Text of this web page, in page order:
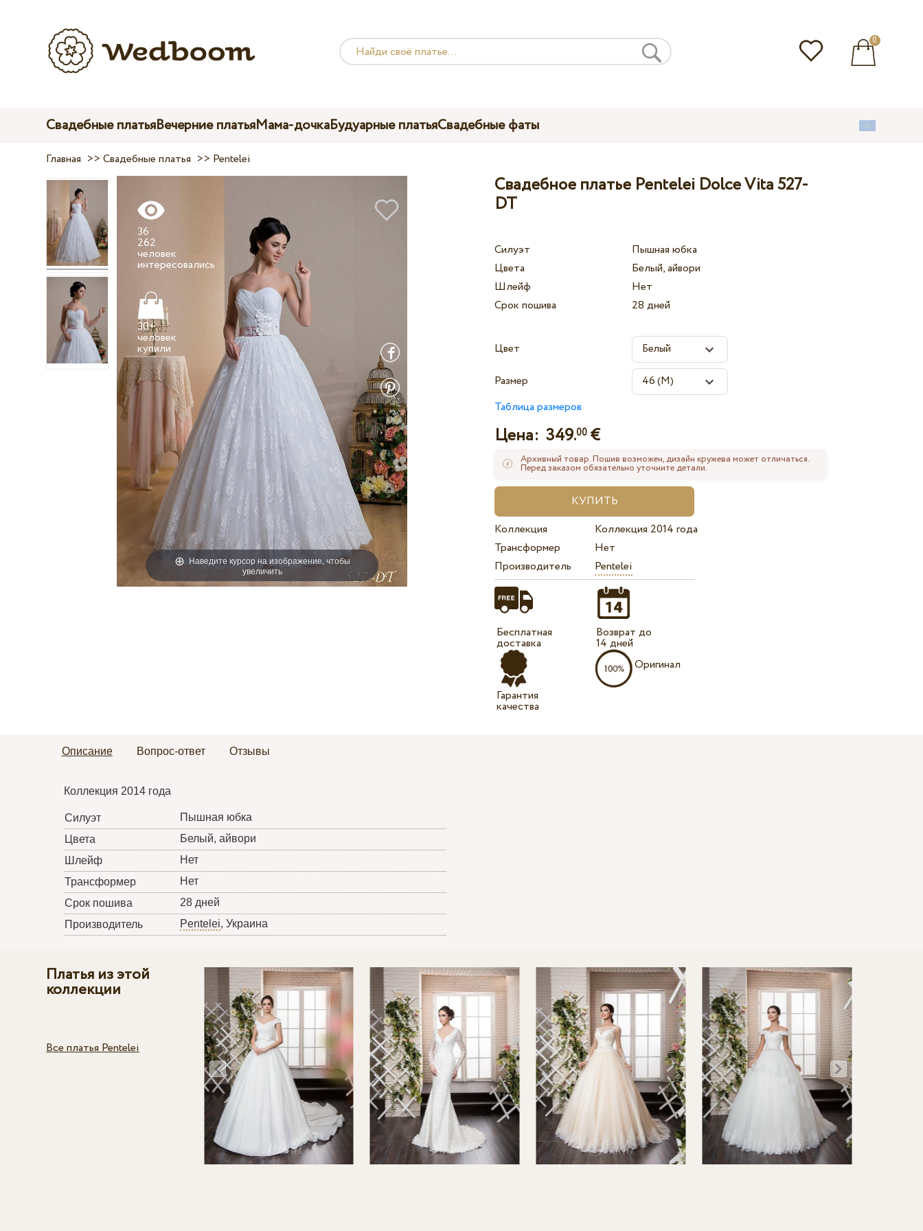
0
Свадебные платьяВечерние платьяМама-дочкаБудуарные платьяСвадебные фаты
Главная >>Свадебные платья >> Pentelei
Наведите курсор на изображение, чтобы
увеличить
36
262
человек
30+
человек
Свадебное платье Pentelei Dolce Vita 527-
DT
Силуэт
Пышная юбка
Цвета
Белый, айвори
Шлейф
Нет
Срок пошива
28 дней
Цвет
Размер
Таблица размеров
Цена:349.00 €
Архивный товар. Пошив возможен, дизайн кружева может отличаться.
Перед заказом обязательно уточните детали.
Коллекция
Коллекция 2014 года
Трансформер
Нет
Производитель
Pentelei
Бесплатная
доставка
Гарантия
качества
Возврат до
14 дней
Оригинал
Описание Вопрос-ответ Отзывы
Коллекция 2014 года
Силуэт
Пышная юбка
Цвета
Белый, айвори
Шлейф
Нет
Трансформер
Нет
Срок пошива
28 дней
Производитель
Pentelei, Украина
Платья из этой
коллекции
Все платья Pentelei